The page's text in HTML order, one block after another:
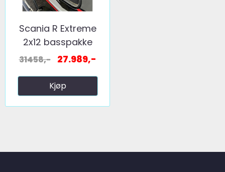
Scania R Extreme
2x12 basspakke
31458,- 27.989,-
Kjøp